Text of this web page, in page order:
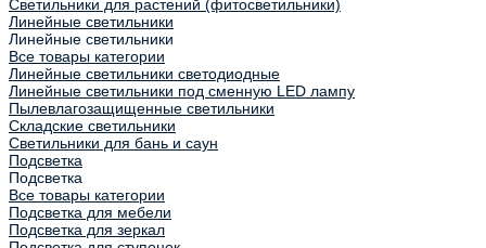
Светильники для растений (фитосветильники)
Линейные светильники
Линейные светильники
Все товары категории
Линейные светильники светодиодные
Линейные светильники под сменную LED лампу
Пылевлагозащищенные светильники
Складские светильники
Светильники для бань и саун
Подсветка
Подсветка
Все товары категории
Подсветка для мебели
Подсветка для зеркал